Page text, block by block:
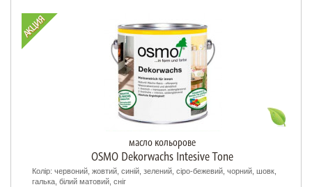
масло кольорове
OSMO Dekorwachs Intesive Tone
Колір: червоний, жовтий, синій, зелений, сіро-бежевий, чорний, шовк,
галька, білий матовий, сніг